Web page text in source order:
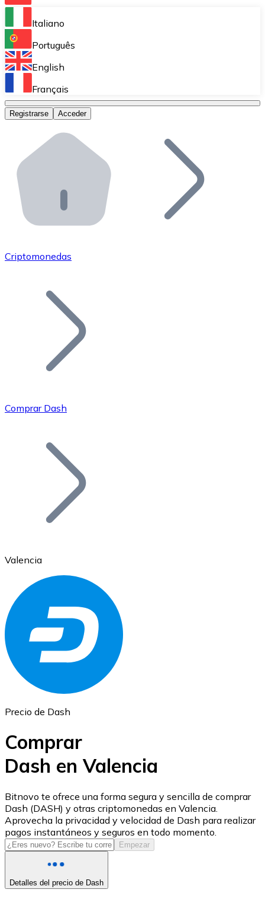
Bitnovo Ramp
Integra nuestra solución en tu plataforma.
Bitnovo Giftcards
Bitnovo OTC
Bitnovo ATM
Integra un ATM Bitnovo en tu negocio y permite que
Bitnovo API
Integra nuestra API en tu ecosistema.
Únete a nuestra red de distribuidores.
Añade tu proyecto a nuestro ecosistema.
Bitcoin
Ethereum
ETH
USD Coin
USDC
Italiano
Português
English
Français
Registrarse Acceder
Criptomonedas
Comprar Dash
Valencia
Precio de Dash
Comprar
Dash en Valencia
Bitnovo te ofrece una forma segura y sencilla de comprar
Dash (DASH) y otras criptomonedas en Valencia.
Aprovecha la privacidad y velocidad de Dash para realizar
pagos instantáneos y seguros en todo momento.
Empezar
Detalles del precio de Dash